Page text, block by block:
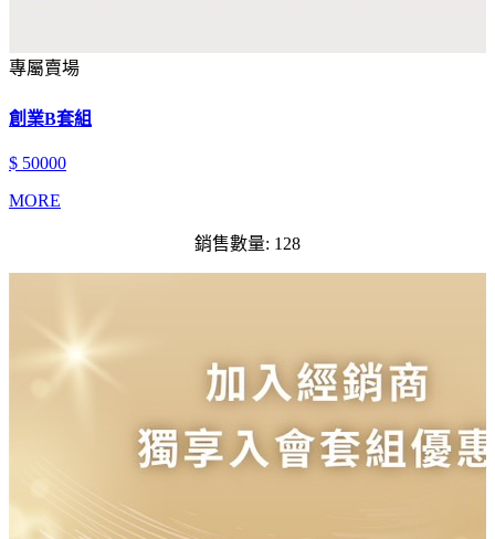
專屬賣場
創業B套組
$ 50000
MORE
銷售數量: 128